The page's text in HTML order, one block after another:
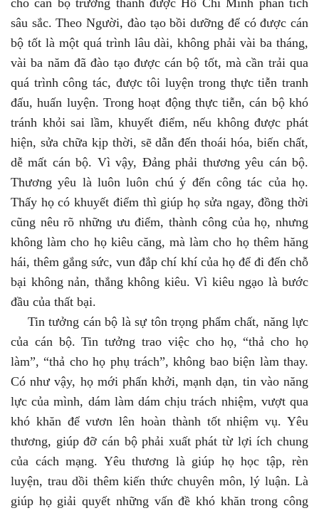
cho cán bộ trưởng thành được Hồ Chí Minh phân tích
sâu sắc. Theo Người, đào tạo bồi dưỡng để có được cán
bộ tốt là một quá trình lâu dài, không phải vài ba tháng,
vài ba năm đã đào tạo được cán bộ tốt, mà cần trải qua
quá trình công tác, được tôi luyện trong thực tiễn tranh
đấu, huấn luyện. Trong hoạt động thực tiễn, cán bộ khó
tránh khỏi sai lầm, khuyết điểm, nếu không được phát
hiện, sửa chữa kịp thời, sẽ dẫn đến thoái hóa, biến chất,
dễ mất cán bộ. Vì vậy, Đảng phải thương yêu cán bộ.
Thương yêu là luôn luôn chú ý đến công tác của họ.
Thấy họ có khuyết điểm thì giúp họ sửa ngay, đồng thời
cũng nêu rõ những ưu điểm, thành công của họ, nhưng
không làm cho họ kiêu căng, mà làm cho họ thêm hăng
hái, thêm gắng sức, vun đắp chí khí của họ để đi đến chỗ
bại không nản, thắng không kiêu. Vì kiêu ngạo là bước
đầu của thất bại.
Tin tưởng cán bộ là sự tôn trọng phẩm chất, năng lực
của cán bộ. Tin tưởng trao việc cho họ, “thả cho họ
làm”, “thả cho họ phụ trách”, không bao biện làm thay.
Có như vậy, họ mới phấn khởi, mạnh dạn, tin vào năng
lực của mình, dám làm dám chịu trách nhiệm, vượt qua
khó khăn để vươn lên hoàn thành tốt nhiệm vụ. Yêu
thương, giúp đỡ cán bộ phải xuất phát từ lợi ích chung
của cách mạng. Yêu thương là giúp họ học tập, rèn
luyện, trau dồi thêm kiến thức chuyên môn, lý luận. Là
giúp họ giải quyết những vấn đề khó khăn trong công